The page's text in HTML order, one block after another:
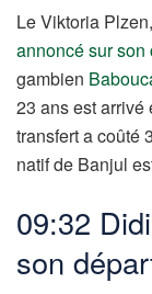
Le Viktoria
annoncé sur son
gambien
23 ans est arrivé
transfert a coûté
natif de Banjul
09:32
son